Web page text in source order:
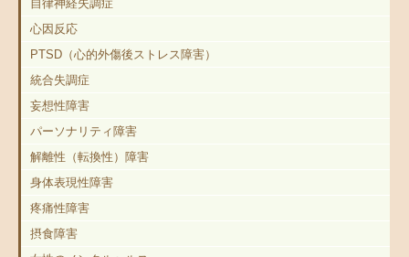
自律神経失調症
心因反応
PTSD（心的外傷後ストレス障害）
統合失調症
妄想性障害
パーソナリティ障害
解離性（転換性）障害
身体表現性障害
疼痛性障害
摂食障害